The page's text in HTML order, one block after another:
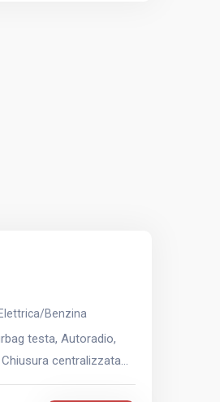
Elettrica/Benzina
testa, Autoradio,
centralizzata...